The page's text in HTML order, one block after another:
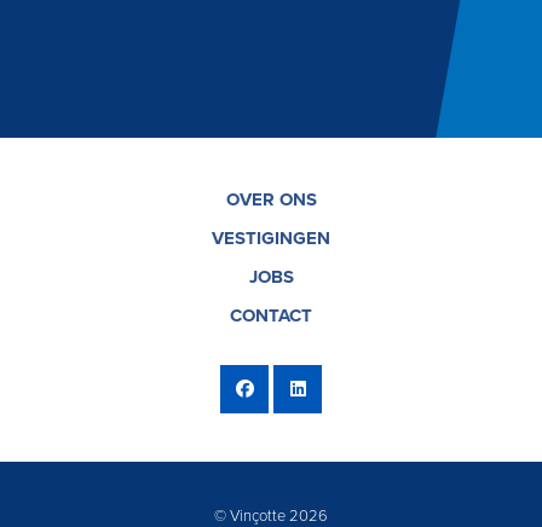
OVER ONS
VESTIGINGEN
JOBS
CONTACT
© Vinçotte 2026